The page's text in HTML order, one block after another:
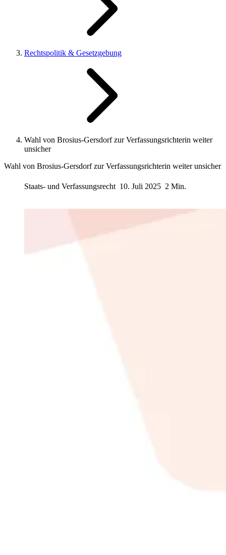
Rechtspolitik & Gesetzgebung
Wahl von Brosius-Gersdorf zur Verfassungsrichterin weiter
unsicher
Wahl von Brosius-Gersdorf zur Verfassungsrichterin weiter unsicher
Staats- und Verfassungsrecht 10. Juli 2025 2 Min.